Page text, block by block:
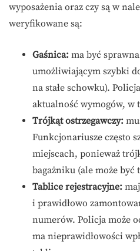
wyposażenia oraz czy są w
weryfikowane są:
Gaśnica: ma być
umożliwiającym szybki
na stałe schowku).
aktualność wymogów, w
Trójkąt ostrzegawczy:
Funkcjonariusze często
miejscach, ponieważ
bagażniku (ale może być
Tablice rejestracyjne:
i prawidłowo
numerów. Policja może
ma nieprawidłowości